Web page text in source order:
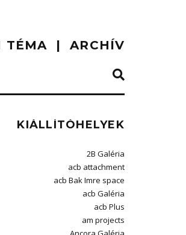
TÉMA ARCHÍV
KIÁLLÍTÓHELYEK
2B Galéria
acb attachment
acb Bak Imre space
acb Galéria
acb Plus
am projects